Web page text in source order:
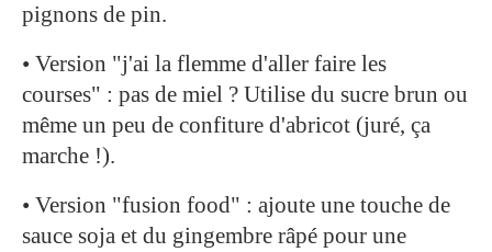
pignons de pin.
• Version "j'ai la flemme d'aller faire les
courses" : pas de miel ? Utilise du sucre brun ou
même un peu de confiture d'abricot (juré, ça
marche !).
• Version "fusion food" : ajoute une touche de
sauce soja et du gingembre râpé pour une